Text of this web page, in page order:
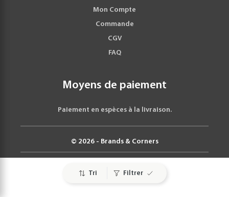
Tri Filtrer
Mon Compte
Commande
CGV
FAQ
Moyens de paiement
Paiement en espèces à la livraison.
© 2026 - Brands & Corners